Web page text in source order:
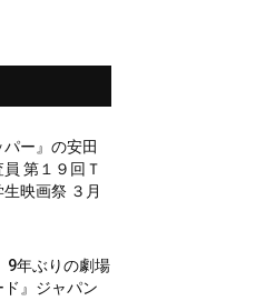
パー』の安田
第１９回Ｔ
映画祭 ３月
9年ぶりの劇場
』ジャパン